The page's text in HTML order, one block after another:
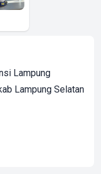
Lampung
Lampung Selatan